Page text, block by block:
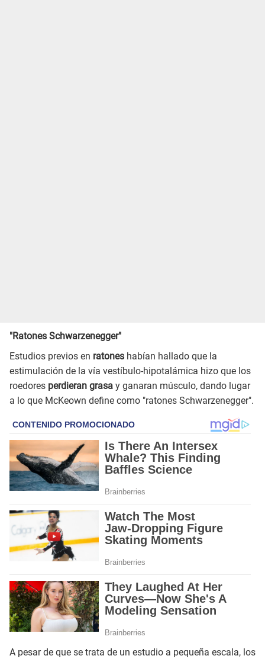
"Ratones Schwarzenegger"
Estudios previos en ratones habían hallado que la
estimulación de la vía vestíbulo-hipotalámica hizo que los
roedores perdieran grasa y ganaran músculo, dando lugar
a lo que McKeown define como "ratones Schwarzenegger".
A pesar de que se trata de un estudio a pequeña escala, los